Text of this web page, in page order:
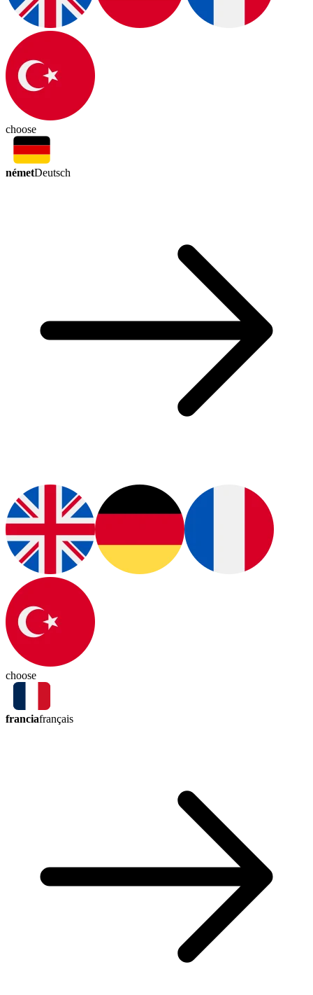
choose
németDeutsch
choose
franciafrançais